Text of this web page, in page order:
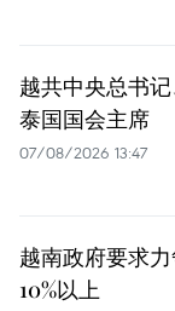
越共中央总书
泰国国会主席
07/08/2026 13:47
越南政府要求
10%以上